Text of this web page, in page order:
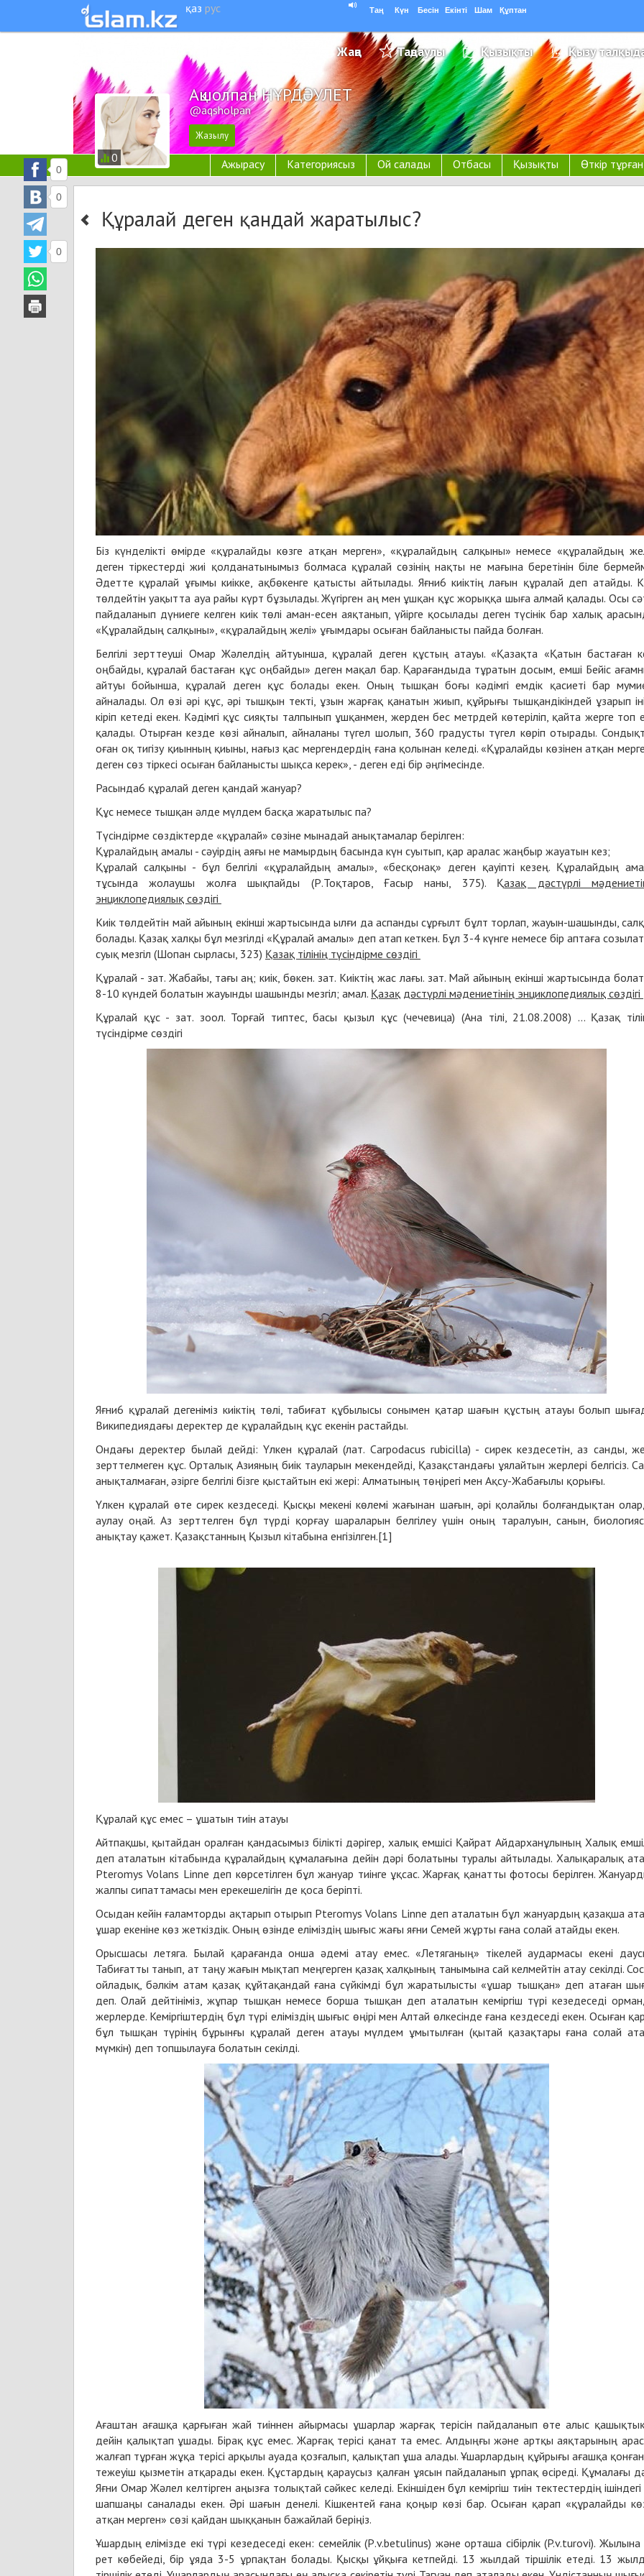
қаз рус Таң Күн Бесін Екінті Шам Құптан
Жаңа Таңдаулы Қызықты Қызу
0
Ақшолпан НҰРДӘУЛЕТ
@aqsholpan
Ажырасу Категориясыз Ой салады Отбасы Қызықты Өткір
Құралай деген қандай жаратылыс?
0
0
0
Біз күнделікті өмірде «құралайды көзге атқан мерген», «құралайдың салқыны» немесе «құралайдың
деген тіркестерді жиі қолданатынымыз болмаса құралай сөзінің нақты не мағына беретінін біле
Әдетте құралай ұғымы киікке, ақбөкенге қатысты айтылады. Яғни6 киіктің лағын құралай деп атайды.
төлдейтін уақытта ауа райы күрт бұзылады. Жүгірген аң мен ұшқан құс жорыққа шыға алмай қалады. Осы
пайдаланып дүниеге келген киік төлі аман-есен аяқтанып, үйірге қосылады деген түсінік бар халық
«Құралайдың салқыны», «құралайдың желі» ұғымдары осыған байланысты пайда болған.
Белгілі зерттеуші Омар Жәлелдің айтуынша, құралай деген құстың атауы. «Қазақта «Қатын бастаған
оңбайды, құралай бастаған құс оңбайды» деген мақал бар. Қарағандыда тұратын досым, емші Бейіс
айтуы бойынша, құралай деген құс болады екен. Оның тышқан боғы кәдімгі емдік қасиеті бар
айналады. Ол өзі әрі құс, әрі тышқын текті, ұзын жарғақ қанатын жиып, құйрығы тышқандікіндей ұзарып
кіріп кетеді екен. Кәдімгі құс сияқты талпынып ұшқанмен, жерден бес метрдей көтеріліп, қайта жерге топ
қалады. Отырған кезде көзі айналып, айналаны түгел шолып, 360 градусты түгел көріп отырады.
оған оқ тигізу қиынның қиыны, нағыз қас мергендердің ғана қолынан келеді. «Құралайды көзінен атқан
деген сөз тіркесі осыған байланысты шықса керек», - деген еді бір әңгімесінде.
Расында6 құралай деген қандай жануар?
Құс немесе тышқан әлде мүлдем басқа жаратылыс па?
Түсіндірме сөздіктерде «құралай» сөзіне мынадай анықтамалар берілген:
Құралайдың амалы - сәуірдің аяғы не мамырдың басында күн суытып, қар аралас жаңбыр жауатын кез;
Құралай салқыны - бұл белгілі «құралайдың амалы», «бесқонақ» деген қауіпті кезең. Құралайдың
тұсында жолаушы жолға шықпайды (Р.Тоқтаров, Ғасыр наны, 375). Қазақ дәстүрлі
энциклопедиялық сөздігі
Киік төлдейтін май айының екінші жартысында ылғи да аспанды сұрғылт бұлт торлап, жауын-шашынды,
болады. Қазақ халқы бұл мезгілді «Құралай амалы» деп атап кеткен. Бұл 3-4 күнге немесе бір аптаға
суық мезгіл (Шопан сырласы, 323) Қазақ тілінің түсіндірме сөздігі
Құралай - зат. Жабайы, тағы аң; киік, бөкен. зат. Киіктің жас лағы. зат. Май айының екінші жартысында
8-10 күндей болатын жауынды шашынды мезгіл; амал. Қазақ дәстүрлі мәдениетінің энциклопедиялық сөздігі
Құралай құс - зат. зоол. Торғай типтес, басы қызыл құс (чечевица) (Ана тілі, 21.08.2008) … Қазақ
түсіндірме сөздігі
Яғни6 құралай дегеніміз киіктің төлі, табиғат құбылысы сонымен қатар шағын құстың атауы болып
Википедиядағы деректер де құралайдың құс екенін растайды.
Ондағы деректер былай дейді: Үлкен құралай (лат. Carpodacus rubicilla) - сирек кездесетін, аз санды,
зерттелмеген құс. Орталық Азияның биік тауларын мекендейді, Қазақстандағы ұялайтын жерлері белгісіз.
анықталмаған, әзірге белгілі бізге қыстайтын екі жері: Алматының төңірегі мен Ақсу-Жабағылы қорығы.
Үлкен құралай өте сирек кездеседі. Қысқы мекені көлемі жағынан шағын, әрі қолайлы болғандықтан
аулау оңай. Аз зерттелген бұл түрді қорғау шараларын белгілеу үшін оның таралуын, санын,
анықтау қажет. Қазақстанның Қызыл кітабына енгізілген.[1]
Құралай құс емес – ұшатын тиін атауы
Айтпақшы, қытайдан оралған қандасымыз білікті дәрігер, халық емшісі Қайрат Айдарханұлының Халық
деп аталатын кітабында құралайдың құмалағына дейін дәрі болатыны туралы айтылады. Халықаралық
Pteromys Volans Linne деп көрсетілген бұл жануар тиінге ұқсас. Жарғақ қанатты фотосы берілген.
жалпы сипаттамасы мен ерекешелігін де қоса беріпті.
Осыдан кейін ғаламторды ақтарып отырып Pteromys Volans Linne деп аталатын бұл жануардың қазақша
ұшар екеніне көз жеткіздік. Оның өзінде еліміздің шығыс жағы яғни Семей жұрты ғана солай атайды екен.
Орысшасы летяга. Былай қарағанда онша әдемі атау емес. «Летяганың» тікелей аудармасы екені
Табиғатты танып, ат таңу жағын мықтап меңгерген қазақ халқының танымына сай келмейтін атау секілді.
ойладық, бәлкім атам қазақ құйтақандай ғана сүйкімді бұл жаратылысты «ұшар тышқан» деп атаған
деп. Олай дейтініміз, жұпар тышқан немесе борша тышқан деп аталатын кеміргіш түрі кезедеседі
жерлерде. Кеміргіштердің бұл түрі еліміздің шығыс өңірі мен Алтай өлкесінде ғана кездеседі екен. Осыған
бұл тышқан түрінің бұрынғы құралай деген атауы мүлдем ұмытылған (қытай қазақтары ғана солай
мүмкін) деп топшылауға болатын секілді.
Ағаштан ағашқа қарғыған жай тиіннен айырмасы ұшарлар жарғақ терісін пайдаланып өте алыс
дейін қалықтап ұшады. Бірақ құс емес. Жарғақ терісі қанат та емес. Алдыңғы және артқы аяқтарының
жалғап тұрған жұқа терісі арқылы ауада қозғалып, қалықтап ұша алады. Ұшарлардың құйрығы ағашқа
тежеуіш қызметін атқарады екен. Құстардың қараусыз қалған ұясын пайдаланып ұрпақ өсіреді. Құмалағы
Яғни Омар Жәлел келтірген аңызға толықтай сәйкес келеді. Екіншіден бұл кеміргіш тиін тектестердің
шапшаңы саналады екен. Әрі шағын денелі. Кішкентей ғана қоңыр көзі бар. Осыған қарап «құралайды
атқан мерген» сөзі қайдан шыққанын бажайлай беріңіз.
Ұшардың елімізде екі түрі кезедеседі екен: семейлік (Р.v.betulinus) және орташа сібірлік (P.v.turovi). Жылына
рет көбейеді, бір ұяда 3-5 ұрпақтан болады. Қысқы ұйқыға кетпейді. 13 жылдай тіршілік етеді. 13